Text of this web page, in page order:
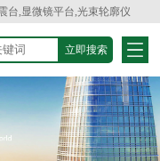
台,显微镜平台,光束轮廓仪